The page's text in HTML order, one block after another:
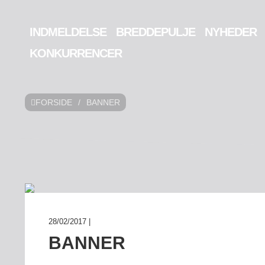
INDMELDELSE BREDDEPULJE NYHEDER
KONKURRENCER
FORSIDE / BANNER
28/02/2017 |
BANNER